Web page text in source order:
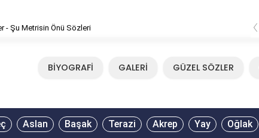
- Şu Metrisin Önü Sözleri ‹
BİYOGRAFİ GALERİ GÜZEL SÖZLER
Aslan Başak Terazi Akrep Yay Oğlak